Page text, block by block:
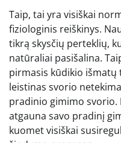
Taip, tai yra visiškai
fiziologinis reiškinys.
tikrą skysčių perteklių,
natūraliai pasišalina.
pirmasis kūdikio išmatų
leistinas svorio
pradinio gimimo svorio.
atgauna savo pradinį
kuomet visiškai